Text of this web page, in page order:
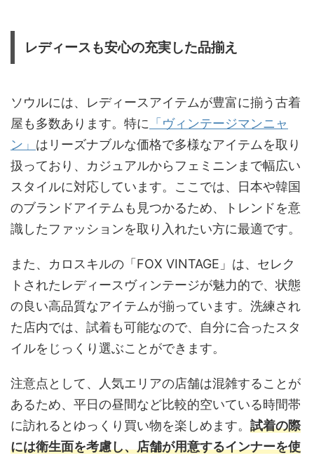
レディースも安心の充実した品揃え
ソウルには、レディースアイテムが豊富に揃う古着
屋も多数あります。特に 「ヴィンテージマンニャ
ン」 はリーズナブルな価格で多様なアイテムを取り
扱っており、カジュアルからフェミニンまで幅広い
スタイルに対応しています。ここでは、日本や韓国
のブランドアイテムも見つかるため、トレンドを意
識したファッションを取り入れたい方に最適です。
また、カロスキルの「FOX VINTAGE」は、セレク
トされたレディースヴィンテージが魅力的で、状態
の良い高品質なアイテムが揃っています。洗練され
た店内では、試着も可能なので、自分に合ったスタ
イルをじっくり選ぶことができます。
注意点として、人気エリアの店舗は混雑することが
あるため、平日の昼間など比較的空いている時間帯
に訪れるとゆっくり買い物を楽しめます。 試着の際
には衛生面を考慮し、店舗が用意するインナーを使